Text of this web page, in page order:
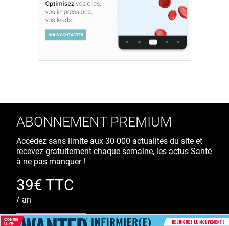
ABONNEMENT PREMIUM
Accédez sans limite aux 30 000 actualités du site et
recevez gratuitement chaque semaine, les actus Santé
à ne pas manquer !
39€ TTC
/ an